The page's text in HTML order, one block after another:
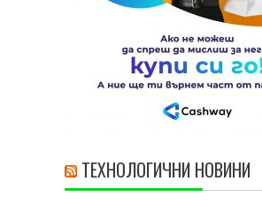
ТЕХНОЛОГИЧНИ НОВИНИ